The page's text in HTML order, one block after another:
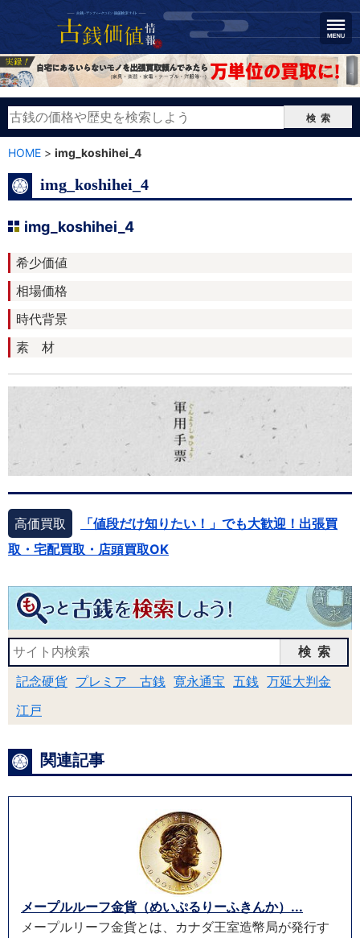
検索
HOME > img_koshihei_4
img_koshihei_4
img_koshihei_4
希少価値
相場価格
時代背景
素 材
高価買取
「値段だけ知りたい！」でも大歓迎！出張買
取・宅配買取・店頭買取OK
検索
記念硬貨 プレミア 古銭 寛永通宝 五銭 万延大判金
江戸
関連記事
メープルルーフ金貨（めいぷるりーふきんか）...
メープルリーフ金貨とは、カナダ王室造幣局が発行す